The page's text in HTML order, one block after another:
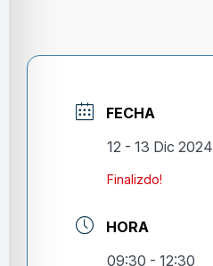
FECHA
12 - 13 Dic 2024
Finalizdo!
HORA
09:30 - 12:30